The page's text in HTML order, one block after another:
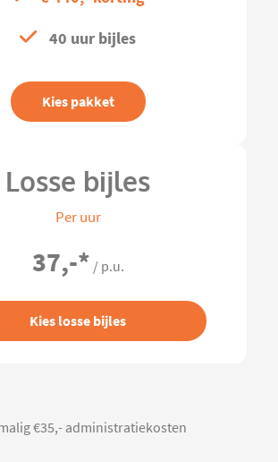
40 uur bijles
Kies pakket
Losse bijles
Per uur
37,-* / p.u.
Kies losse bijles
€35,- administratiekosten